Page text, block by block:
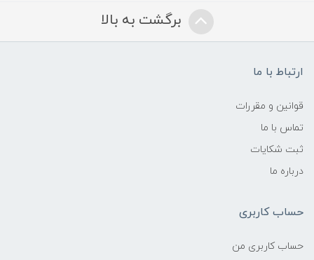
برگشت به بالا
ارتباط با ما
قوانین و مقررات
تماس با ما
ثبت شکایات
درباره ما
حساب کاربری
حساب کاربری من